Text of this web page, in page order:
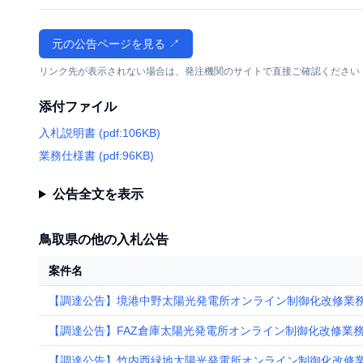
元の公告ページを見る ↗
リンク先が表示されない場合は、発注機関のサイトで直接ご確認ください
添付ファイル
入札説明書 (pdf:106KB)
業務仕様書 (pdf:96KB)
公告全文を表示
鳥取県の他の入札公告
案件名
【調達公告】境港中野太陽光発電所オンライン制御化改修業
【調達公告】FAZ倉庫太陽光発電所オンライン制御化改修業